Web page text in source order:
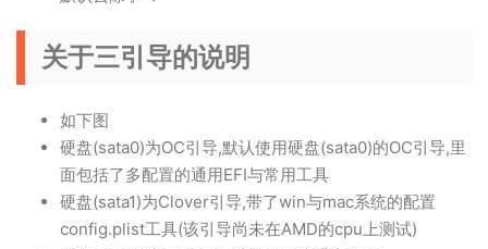
关于三引导的说明
如下图
硬盘(sata0)为OC引导,默认使用硬盘(sata0)的OC引导,里
面包括了多配置的通用EFI与常用工具
硬盘(sata1)为Clover引导,带了win与mac系统的配置
config.plist工具(该引导尚未在AMD的cpu上测试)